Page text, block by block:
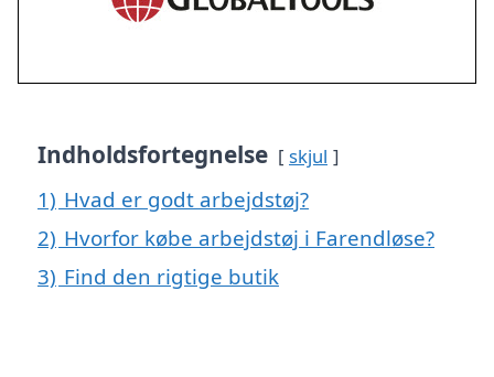
Indholdsfortegnelse skjul
1) Hvad er godt arbejdstøj?
2) Hvorfor købe arbejdstøj i Farendløse?
3) Find den rigtige butik